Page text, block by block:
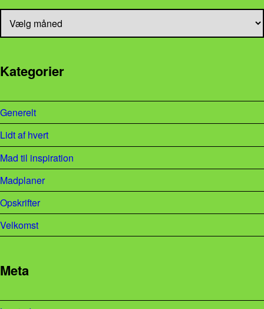
Arkiver
Kategorier
Generelt
Lidt af hvert
Mad til inspiration
Madplaner
Opskrifter
Velkomst
Meta